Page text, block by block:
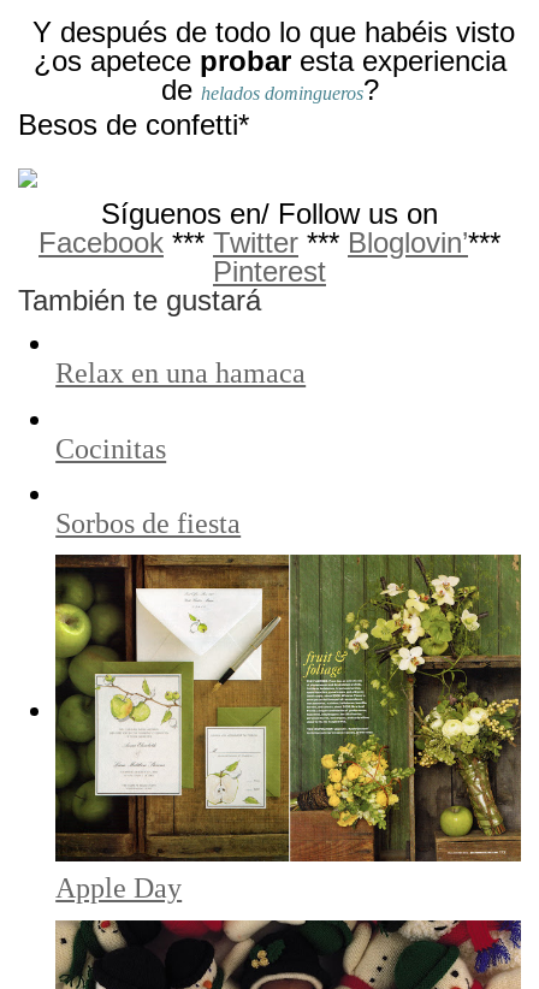
Y después de todo lo que habéis visto
¿os apetece probaresta experiencia
de helados domingueros?
Besos de confetti*
Síguenos en/ Follow us on
Facebook *** Twitter *** Bloglovin’***
Pinterest
También te gustará
Relax en una hamaca
Cocinitas
Sorbos de fiesta
Apple Day